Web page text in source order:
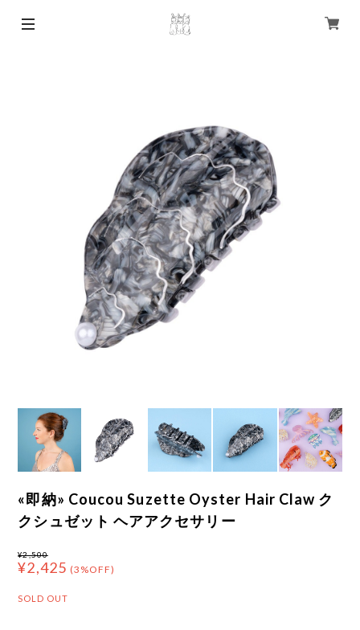
«即納» Coucou Suzette Oyster Hair Claw ク
クシュゼット ヘアアクセサリー
¥2,500
¥2,425 (3%OFF)
SOLD OUT